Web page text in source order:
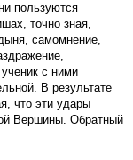
пользуются
точно зная,
самомнение,
с ними
В результате
что эти удары
Вершины. Обратный